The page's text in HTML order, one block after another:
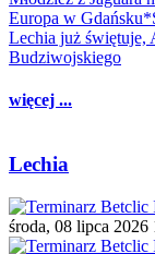
Europa w
Lechia już świętuje,
Budziwojskiego
więcej ...
Lechia
środa, 08 lipca 2026